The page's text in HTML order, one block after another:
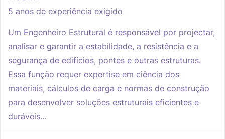
5 anos de experiência exigido
Um Engenheiro Estrutural é responsável por projectar,
analisar e garantir a estabilidade, a resistência e a
segurança de edifícios, pontes e outras estruturas.
Essa função requer expertise em ciência dos
materiais, cálculos de carga e normas de construção
para desenvolver soluções estruturais eficientes e
duráveis...